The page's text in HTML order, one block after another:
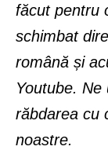
făcut pentru
schimbat
română și
Youtube.
răbdarea cu
noastre.